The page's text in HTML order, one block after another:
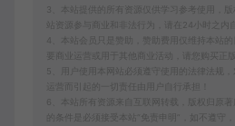
3、本站提供的所有资源仅供学习参考使用，版
站资源参与商业和非法行为，请在24小时之内
4、本站会员只是赞助，赞助费用仅维持本站
要商业运营或用于其他商业活动，请您购买正
5、用户使用本网站必须遵守使用的法律法规，
6、本站所有资源来自互联网转载，版权归原著
的条件是必须接受本站“免责申明”，如不遵守